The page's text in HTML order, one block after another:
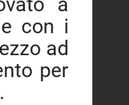
con i
ad
per